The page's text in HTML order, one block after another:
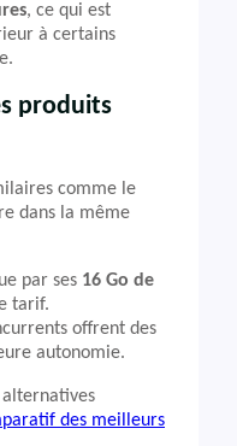
, ce qui est
à certains
produits
comme le
dans la même
par ses 16 Go de
tarif.
offrent des
autonomie.
alternatives
des meilleurs